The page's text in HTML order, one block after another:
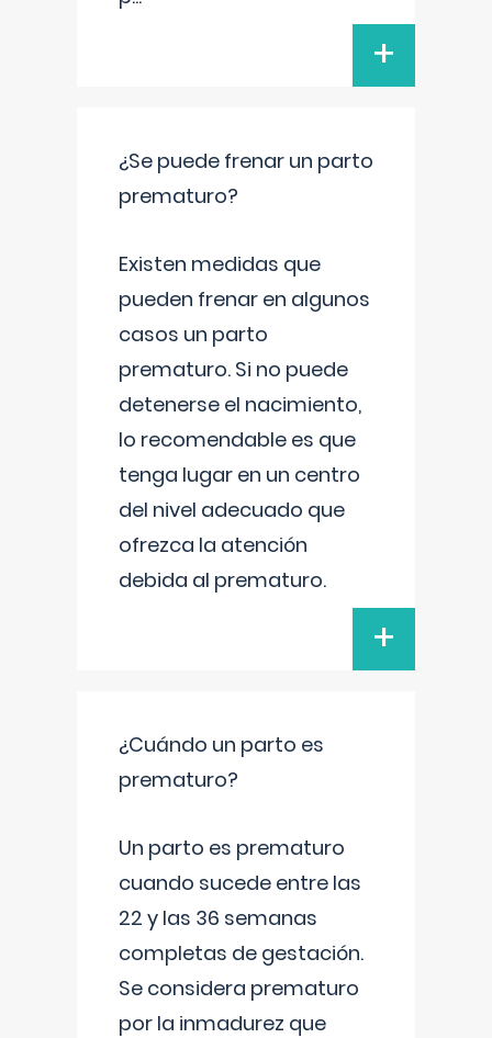
+
¿Se puede frenar un parto
prematuro?
Existen medidas que
pueden frenar en algunos
casos un parto
prematuro. Si no puede
detenerse el nacimiento,
lo recomendable es que
tenga lugar en un centro
del nivel adecuado que
ofrezca la atención
debida al prematuro.
+
¿Cuándo un parto es
prematuro?
Un parto es prematuro
cuando sucede entre las
22 y las 36 semanas
completas de gestación.
Se considera prematuro
por la inmadurez que